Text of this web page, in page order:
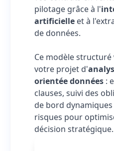
pilotage grâce à l'
artificielle et à
de données.
Ce modèle
votre projet d'
orientée données :
clauses, suivi des
de bord
risques pour
décision stratégique.